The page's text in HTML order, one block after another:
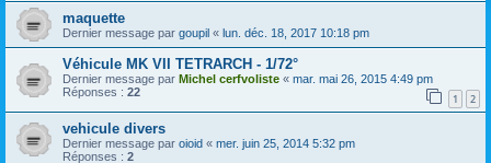
maquette
Dernier message par goupil « lun. déc. 18, 2017 10:18 pm
Véhicule MK VII TETRARCH - 1/72°
Dernier message par Michel cerfvoliste « mar. mai 26, 2015 4:49 pm
Réponses : 22 1 2
vehicule divers
Dernier message par oioid « mer. juin 25, 2014 5:32 pm
Réponses : 2